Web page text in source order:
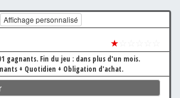
Affichage personnalisé
★
gagnants. Fin du jeu : dans plus d'un mois.
+ Quotidien + Obligation d'achat.